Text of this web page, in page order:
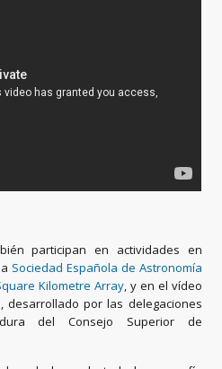
participan en actividades en
Sociedad Española de Astronomía
Kilometre Array, y en el vídeo
, desarrollado por las delegaciones
del Consejo Superior de